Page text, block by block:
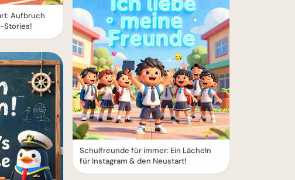
Aufbruch
Stories!
Schulfreunde für immer: Ein Lächeln
für Instagram & den Neustart!